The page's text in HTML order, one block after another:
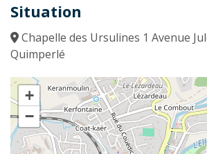
Situation
Chapelle des Ursulines 1 Avenue
Quimperlé
+
−